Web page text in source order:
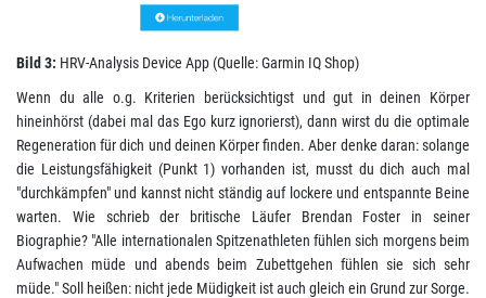
Bild 3: HRV-Analysis Device App (Quelle: Garmin IQ Shop)
Wenn du alle o.g. Kriterien berücksichtigst und gut in deinen Körper
hineinhörst (dabei mal das Ego kurz ignorierst), dann wirst du die optimale
Regeneration für dich und deinen Körper finden. Aber denke daran: solange
die Leistungsfähigkeit (Punkt 1) vorhanden ist, musst du dich auch mal
"durchkämpfen" und kannst nicht ständig auf lockere und entspannte Beine
warten. Wie schrieb der britische Läufer Brendan Foster in seiner
Biographie? "Alle internationalen Spitzenathleten fühlen sich morgens beim
Aufwachen müde und abends beim Zubettgehen fühlen sie sich sehr
müde." Soll heißen: nicht jede Müdigkeit ist auch gleich ein Grund zur Sorge.